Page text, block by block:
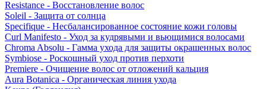
Resistance - Восстановление волос
Soleil - Защита от солнца
Specifique - Несбалансированное состояние кожи головы
Curl Manifesto - Уход за кудрявыми и вьющимися волосами
Chroma Absolu - Гамма ухода для защиты окрашенных волос
Symbiose - Роскошный уход против перхоти
Premiere - Очищение волос от отложений кальция
Aura Botanica - Органическая линия ухода